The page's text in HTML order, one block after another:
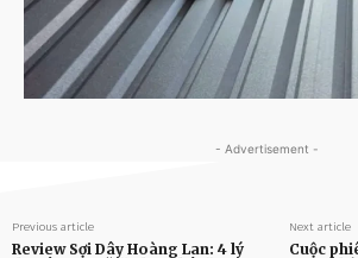
- Advertisement -
Previous article
Review Sợi Dây Hoàng Lan: 4 lý
Next article
Cuộc